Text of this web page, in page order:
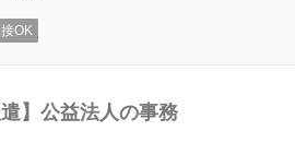
OK
遣】公益法人の事務